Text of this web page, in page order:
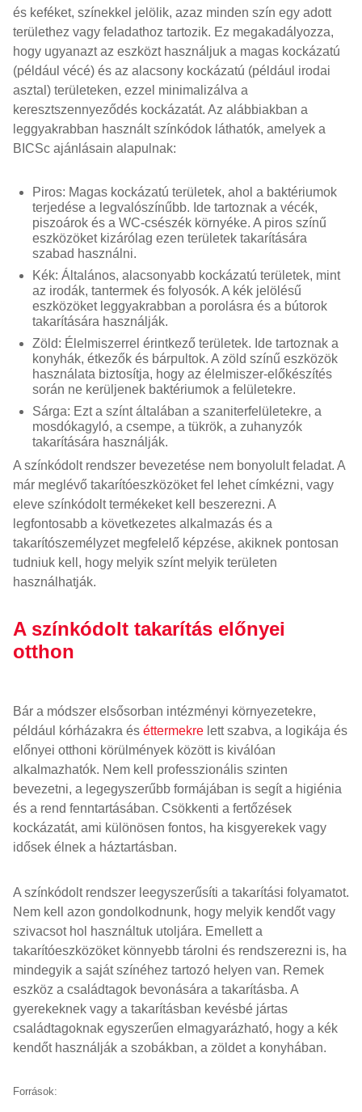
és keféket, színekkel jelölik, azaz minden szín egy adott
területhez vagy feladathoz tartozik. Ez megakadályozza,
hogy ugyanazt az eszközt használjuk a magas kockázatú
(például vécé) és az alacsony kockázatú (például irodai
asztal) területeken, ezzel minimalizálva a
keresztszennyeződés kockázatát. Az alábbiakban a
leggyakrabban használt színkódok láthatók, amelyek a
BICSc ajánlásain alapulnak:
Piros: Magas kockázatú területek, ahol a baktériumok
terjedése a legvalószínűbb. Ide tartoznak a vécék,
piszoárok és a WC-csészék környéke. A piros színű
eszközöket kizárólag ezen területek takarítására
szabad használni.
Kék: Általános, alacsonyabb kockázatú területek, mint
az irodák, tantermek és folyosók. A kék jelölésű
eszközöket leggyakrabban a porolásra és a bútorok
takarítására használják.
Zöld: Élelmiszerrel érintkező területek. Ide tartoznak a
konyhák, étkezők és bárpultok. A zöld színű eszközök
használata biztosítja, hogy az élelmiszer-előkészítés
során ne kerüljenek baktériumok a felületekre.
Sárga: Ezt a színt általában a szaniterfelületekre, a
mosdókagyló, a csempe, a tükrök, a zuhanyzók
takarítására használják.
A színkódolt rendszer bevezetése nem bonyolult feladat. A
már meglévő takarítóeszközöket fel lehet címkézni, vagy
eleve színkódolt termékeket kell beszerezni. A
legfontosabb a következetes alkalmazás és a
takarítószemélyzet megfelelő képzése, akiknek pontosan
tudniuk kell, hogy melyik színt melyik területen
használhatják.
A színkódolt takarítás előnyei
otthon
Bár a módszer elsősorban intézményi környezetekre,
például kórházakra és éttermekre lett szabva, a logikája és
előnyei otthoni körülmények között is kiválóan
alkalmazhatók. Nem kell professzionális szinten
bevezetni, a legegyszerűbb formájában is segít a higiénia
és a rend fenntartásában. Csökkenti a fertőzések
kockázatát, ami különösen fontos, ha kisgyerekek vagy
idősek élnek a háztartásban.
A színkódolt rendszer leegyszerűsíti a takarítási folyamatot.
Nem kell azon gondolkodnunk, hogy melyik kendőt vagy
szivacsot hol használtuk utoljára. Emellett a
takarítóeszközöket könnyebb tárolni és rendszerezni is, ha
mindegyik a saját színéhez tartozó helyen van. Remek
eszköz a családtagok bevonására a takarításba. A
gyerekeknek vagy a takarításban kevésbé jártas
családtagoknak egyszerűen elmagyarázható, hogy a kék
kendőt használják a szobákban, a zöldet a konyhában.
Források: